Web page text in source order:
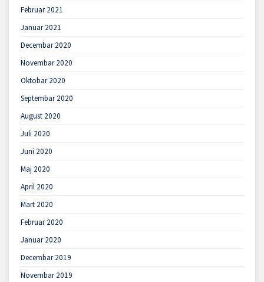
Februar 2021
Januar 2021
Decembar 2020
Novembar 2020
Oktobar 2020
Septembar 2020
August 2020
Juli 2020
Juni 2020
Maj 2020
April 2020
Mart 2020
Februar 2020
Januar 2020
Decembar 2019
Novembar 2019